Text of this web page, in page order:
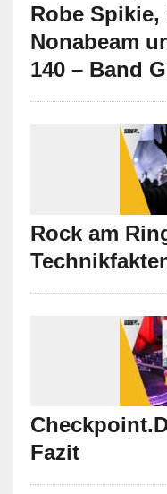
Robe Spikie,
Nonabeam
140 – Band
Rock am
Fazit